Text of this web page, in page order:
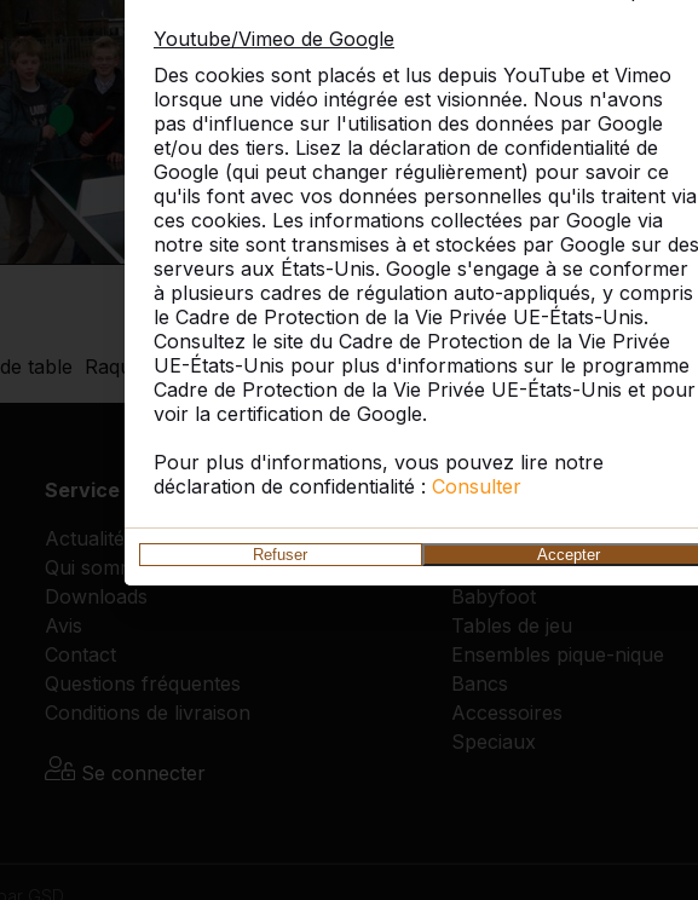
Youtube/Vimeo de Google
Des cookies sont placés et lus depuis YouTube et Vimeo
lorsque une vidéo intégrée est visionnée. Nous n'avons
pas d'influence sur l'utilisation des données par Google
et/ou des tiers. Lisez la déclaration de confidentialité de
Google (qui peut changer régulièrement) pour savoir ce
qu'ils font avec vos données personnelles qu'ils traitent via
ces cookies. Les informations collectées par Google via
notre site sont transmises à et stockées par Google sur des
serveurs aux États-Unis. Google s'engage à se conformer
à plusieurs cadres de régulation auto-appliqués, y compris
le Cadre de Protection de la Vie Privée UE-États-Unis.
Consultez le site du Cadre de Protection de la Vie Privée
UE-États-Unis pour plus d'informations sur le programme
Cadre de Protection de la Vie Privée UE-États-Unis et pour
voir la certification de Google.
Pour plus d'informations, vous pouvez lire notre
déclaration de confidentialité : Consulter
Refuser Accepter
table Raquettes de tennis Cour d’école Livraison gratuit Des tables de
Service clientèle
Actualités
Qui sommes-nous
Downloads
Avis
Contact
Questions fréquentes
Conditions de livraison
Se connecter
Catégories
Tables de ping-pong
Footvolley
Babyfoot
Tables de jeu
Ensembles pique-nique
Bancs
Accessoires
Speciaux